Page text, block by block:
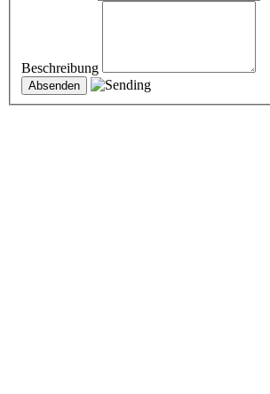
Beschreibung